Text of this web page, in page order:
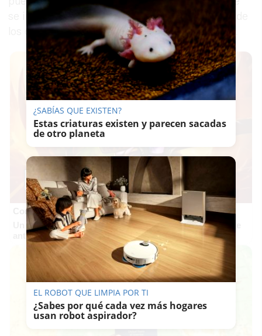
se investiguen los pormenores de los decesos, de
los que ha informado este martes el diarioIdeal.
Corepunk MMORPG
Un verdadero MMORPG de la vieja escuela ¡Cómo los de
antes, pero mejor!
¿SABÍAS QUE EXISTEN?
Estas criaturas existen y parecen sacadas
de otro planeta
EL ROBOT QUE LIMPIA POR TI
¿Sabes por qué cada vez más hogares
usan robot aspirador?